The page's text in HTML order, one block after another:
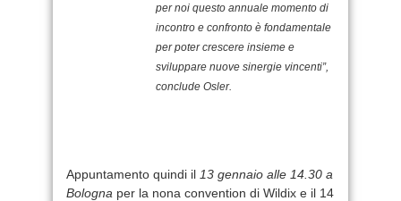
per noi questo annuale momento di
incontro e confronto è fondamentale
per poter crescere insieme e
sviluppare nuove sinergie vincenti”,
conclude Osler.
Appuntamento quindi il 13 gennaio alle 14.30 a
Bologna per la nona convention di Wildix e il 14